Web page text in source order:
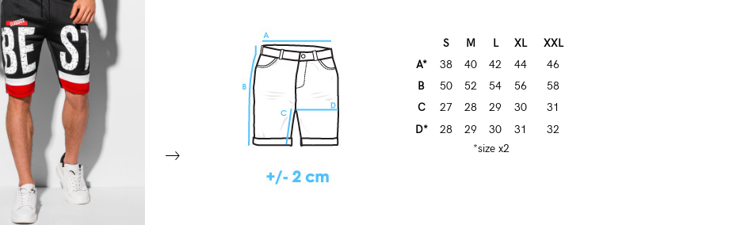
S M L XL
XXL
A*
38 40 42 44
46
B
50 52 54 56
58
C
27 28 29 30
31
D*
28 29 30 31
32
*size x2